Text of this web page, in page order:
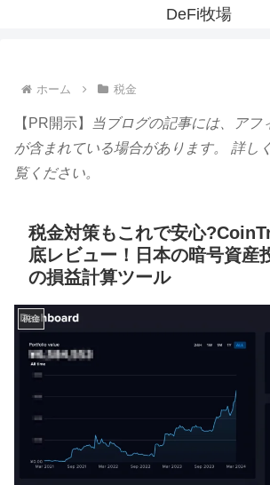
DeFi牧場
ホーム 税金
【PR開示】
当ブログの記事には、アフ
が含まれている場合があります。 詳し
覧ください。
税金対策もこれで安心
底レビュー！日本の暗号資産
の損益計算ツール
税金